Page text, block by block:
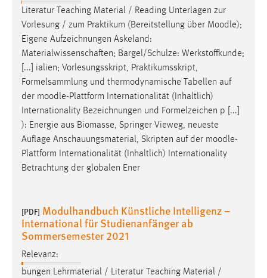
Literatur Teaching Material / Reading Unterlagen zur
Vorlesung / zum Praktikum (Bereitstellung über Moodle);
Eigene Aufzeichnungen Askeland:
Materialwissenschaften; Bargel/Schulze: Werkstoffkunde;
[...] ialien; Vorlesungsskript, Praktikumsskript,
Formelsammlung und thermodynamische Tabellen auf
der moodle-Plattform Internationalität (Inhaltlich)
Internationality Bezeichnungen und Formelzeichen p [...]
): Energie aus Biomasse, Springer Vieweg, neueste
Auflage Anschauungsmaterial, Skripten auf der moodle-
Plattform Internationalität (Inhaltlich) Internationality
Betrachtung der globalen Ener
[PDF] Modulhandbuch Künstliche Intelligenz –
International für Studienanfänger ab
Sommersemester 2021
Relevanz:
bungen Lehrmaterial / Literatur Teaching Material /